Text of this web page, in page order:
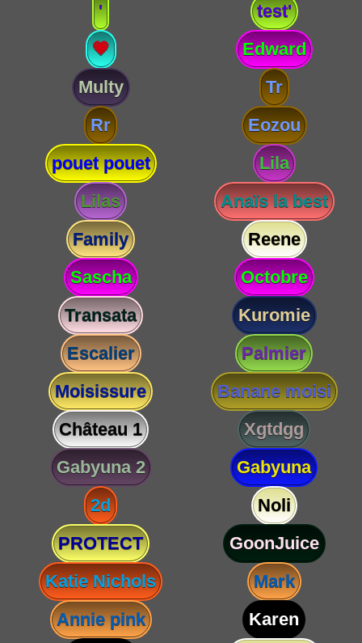
'
test'
💗
Edward
Multy
Tr
Rr
Eozou
pouet pouet
Lila
Lilas
Anaïs la best
Family
Reene
Sascha
Octobre
Transata
Kuromie
Escalier
Palmier
Moisissure
Banane moisi
Château 1
Xgtdgg
Gabyuna 2
Gabyuna
2d
Noli
PROTECT
GoonJuice
Katie Nichols
Mark
Annie pink
Karen